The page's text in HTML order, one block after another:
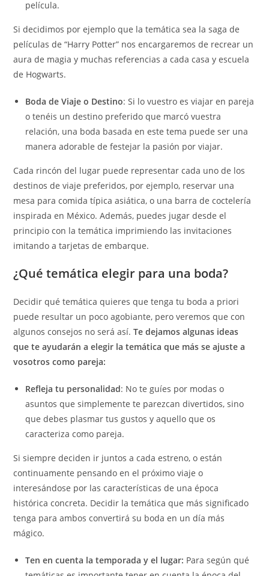
película.
Si decidimos por ejemplo que la temática sea la saga de
películas de “Harry Potter” nos encargaremos de recrear un
aura de magia y muchas referencias a cada casa y escuela
de Hogwarts.
Boda de Viaje o Destino: Si lo vuestro es viajar en pareja
o tenéis un destino preferido que marcó vuestra
relación, una boda basada en este tema puede ser una
manera adorable de festejar la pasión por viajar.
Cada rincón del lugar puede representar cada uno de los
destinos de viaje preferidos, por ejemplo, reservar una
mesa para comida típica asiática, o una barra de coctelería
inspirada en México. Además, puedes jugar desde el
principio con la temática imprimiendo las invitaciones
imitando a tarjetas de embarque.
¿Qué temática elegir para una boda?
Decidir qué temática quieres que tenga tu boda a priori
puede resultar un poco agobiante, pero veremos que con
algunos consejos no será así. Te dejamos algunas ideas
que te ayudarán a elegir la temática que más se ajuste a
vosotros como pareja:
Refleja tu personalidad: No te guíes por modas o
asuntos que simplemente te parezcan divertidos, sino
que debes plasmar tus gustos y aquello que os
caracteriza como pareja.
Si siempre deciden ir juntos a cada estreno, o están
continuamente pensando en el próximo viaje o
interesándose por las características de una época
histórica concreta. Decidir la temática que más significado
tenga para ambos convertirá su boda en un día más
mágico.
Ten en cuenta la temporada y el lugar: Para según qué